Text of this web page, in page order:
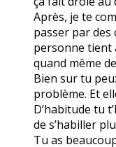
Après, je te
passer par
personne tient
quand même
Bien sur tu
problème. Et
D’habitude tu
de s’habiller
Tu as